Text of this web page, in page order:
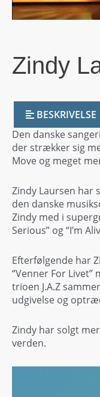
Zindy
BESKRIVELSE
Den danske
der strækker sig
Move og meget
Zindy Laursen har
den danske
Zindy med i
Serious” og “I’m
Efterfølgende har
“Venner For
trioen J.A.Z
udgivelse og
Zindy har solgt
verden.